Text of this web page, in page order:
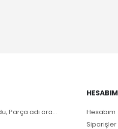
Parça adı ara...
HESABIM
Hesabım
Siparişler